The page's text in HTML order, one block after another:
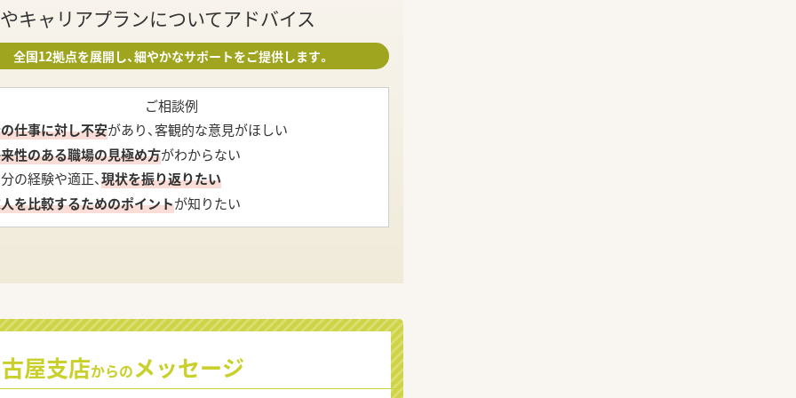
キャリアプランについてアドバイス
全国12拠点を展開し、細やかなサポートをご提供します。
ご相談例
仕事に対し不安があり、客観的な意見がほしい
性のある職場の見極め方がわからない
の経験や適正、現状を振り返りたい
を比較するためのポイントが知りたい
屋支店からのメッセージ